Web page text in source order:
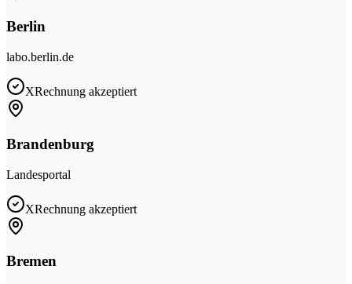
Berlin
labo.berlin.de
XRechnung akzeptiert
Brandenburg
Landesportal
XRechnung akzeptiert
Bremen